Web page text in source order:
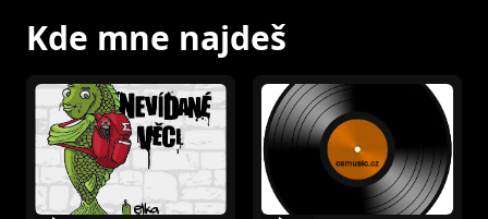
Kde mne najdeš